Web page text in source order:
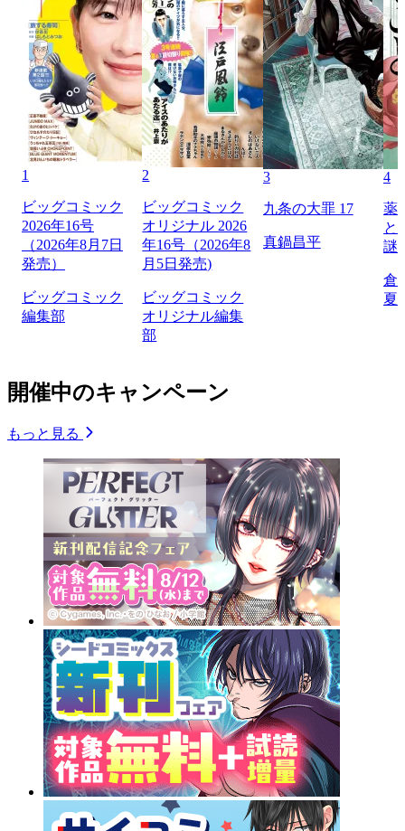
1
ビッグコミック
2026年16号
（2026年8月7日
発売）
ビッグコミック
編集部
2
ビッグコミック
オリジナル 2026
年16号（2026年8
月5日発売)
ビッグコミック
オリジナル編集
部
3
九条の大罪 17
真鍋昌平
4
薬
と
謎
倉
夏
開催中のキャンペーン
もっと見る